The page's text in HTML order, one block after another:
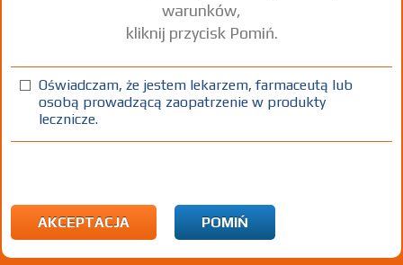
Znaleziono wyników:
M81 Osteoporoza bez złamań patologicznych
M81.8 Inne postacie osteoporozy
warunków,
kliknij przycisk Pomiń.
Oświadczam, że jestem lekarzem, farmaceutą lub
osobą prowadzącą zaopatrzenie w produkty
lecznicze.
AKCEPTACJA POMIŃ